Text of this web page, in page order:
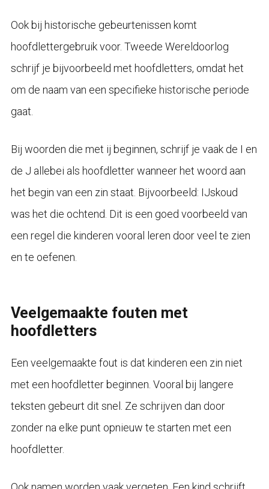
Ook bij historische gebeurtenissen komt
hoofdlettergebruik voor. Tweede Wereldoorlog
schrijf je bijvoorbeeld met hoofdletters, omdat het
om de naam van een specifieke historische periode
gaat.
Bij woorden die met ij beginnen, schrijf je vaak de I en
de J allebei als hoofdletter wanneer het woord aan
het begin van een zin staat. Bijvoorbeeld: IJskoud
was het die ochtend. Dit is een goed voorbeeld van
een regel die kinderen vooral leren door veel te zien
en te oefenen.
Veelgemaakte fouten met
hoofdletters
Een veelgemaakte fout is dat kinderen een zin niet
met een hoofdletter beginnen. Vooral bij langere
teksten gebeurt dit snel. Ze schrijven dan door
zonder na elke punt opnieuw te starten met een
hoofdletter.